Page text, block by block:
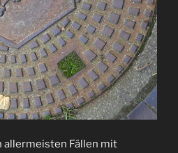
allermeisten Fällen mit